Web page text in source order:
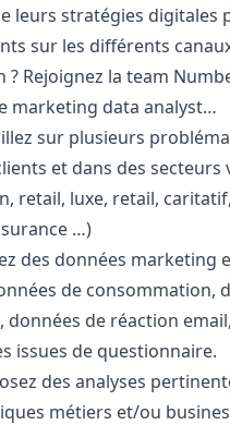
leurs stratégies digitales
sur les différents
? Rejoignez la team
marketing data analyst…
sur plusieurs
et dans des secteurs
retail, luxe, retail, caritatif,
…)
des données marketing
de consommation,
données de réaction
issues de questionnaire.
des analyses
métiers et/ou